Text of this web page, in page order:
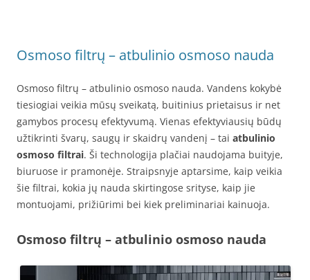
Osmoso filtrų – atbulinio osmoso nauda
Osmoso filtrų – atbulinio osmoso nauda. Vandens kokybė
tiesiogiai veikia mūsų sveikatą, buitinius prietaisus ir net
gamybos procesų efektyvumą. Vienas efektyviausių būdų
užtikrinti švarų, saugų ir skaidrų vandenį – tai atbulinio
osmoso filtrai. Ši technologija plačiai naudojama buityje,
biuruose ir pramonėje. Straipsnyje aptarsime, kaip veikia
šie filtrai, kokia jų nauda skirtingose srityse, kaip jie
montuojami, prižiūrimi bei kiek preliminariai kainuoja.
Osmoso filtrų – atbulinio osmoso nauda